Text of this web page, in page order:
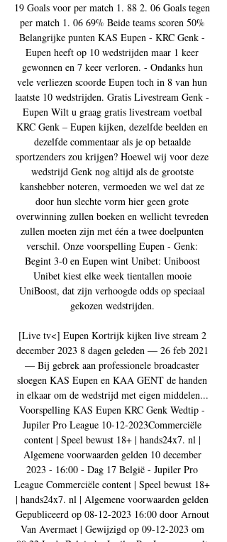
19 Goals voor per match 1. 88 2. 06 Goals tegen
per match 1. 06 69% Beide teams scoren 50%
Belangrijke punten KAS Eupen - KRC Genk -
Eupen heeft op 10 wedstrijden maar 1 keer
gewonnen en 7 keer verloren. - Ondanks hun
vele verliezen scoorde Eupen toch in 8 van hun
laatste 10 wedstrijden. Gratis Livestream Genk -
Eupen Wilt u graag gratis livestream voetbal
KRC Genk – Eupen kijken, dezelfde beelden en
dezelfde commentaar als je op betaalde
sportzenders zou krijgen? Hoewel wij voor deze
wedstrijd Genk nog altijd als de grootste
kanshebber noteren, vermoeden we wel dat ze
door hun slechte vorm hier geen grote
overwinning zullen boeken en wellicht tevreden
zullen moeten zijn met één a twee doelpunten
verschil. Onze voorspelling Eupen - Genk:
Begint 3-0 en Eupen wint Unibet: Uniboost
Unibet kiest elke week tientallen mooie
UniBoost, dat zijn verhoogde odds op speciaal
gekozen wedstrijden.
[Live tv<] Eupen Kortrijk kijken live stream 2
december 2023 8 dagen geleden — 26 feb 2021
— Bij gebrek aan professionele broadcaster
sloegen KAS Eupen en KAA GENT de handen
in elkaar om de wedstrijd met eigen middelen...
Voorspelling KAS Eupen KRC Genk Wedtip -
Jupiler Pro League 10-12-2023Commerciële
content | Speel bewust 18+ | hands24x7. nl |
Algemene voorwaarden gelden 10 december
2023 - 16:00 - Dag 17 België - Jupiler Pro
League Commerciële content | Speel bewust 18+
| hands24x7. nl | Algemene voorwaarden gelden
Gepubliceerd op 08-12-2023 16:00 door Arnout
Van Avermaet | Gewijzigd op 09-12-2023 om